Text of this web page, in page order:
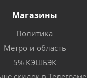
Магазины
Политика
Метро и область
5% КЭШБЭК